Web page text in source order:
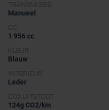
TRANSMISSIE
Manueel
CC
1 956 cc
KLEUR
Blauw
INTERIEUR
Leder
CO2 UITSTOOT
124g CO2/km